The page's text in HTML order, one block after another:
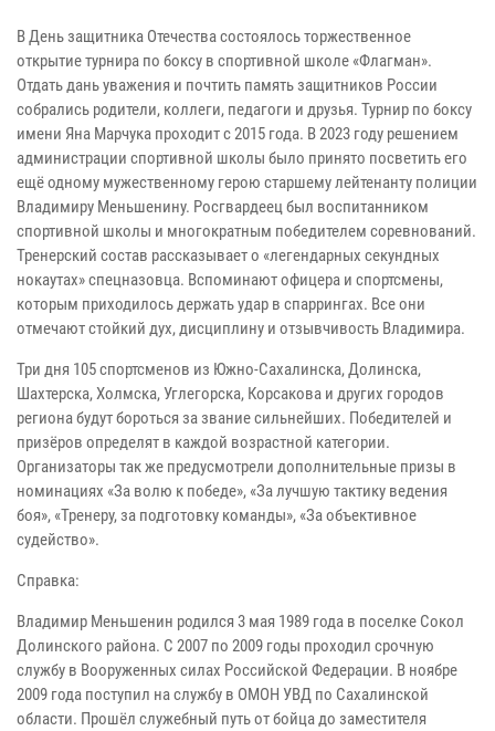
В День защитника Отечества состоялось торжественное
открытие турнира по боксу в спортивной школе «Флагман».
Отдать дань уважения и почтить память защитников России
собрались родители, коллеги, педагоги и друзья. Турнир по боксу
имени Яна Марчука проходит с 2015 года. В 2023 году решением
администрации спортивной школы было принято посветить его
ещё одному мужественному герою старшему лейтенанту полиции
Владимиру Меньшенину. Росгвардеец был воспитанником
спортивной школы и многократным победителем соревнований.
Тренерский состав рассказывает о «легендарных секундных
нокаутах» спецназовца. Вспоминают офицера и спортсмены,
которым приходилось держать удар в спаррингах. Все они
отмечают стойкий дух, дисциплину и отзывчивость Владимира.
Три дня 105 спортсменов из Южно-Сахалинска, Долинска,
Шахтерска, Холмска, Углегорска, Корсакова и других городов
региона будут бороться за звание сильнейших. Победителей и
призёров определят в каждой возрастной категории.
Организаторы так же предусмотрели дополнительные призы в
номинациях «За волю к победе», «За лучшую тактику ведения
боя», «Тренеру, за подготовку команды», «За объективное
судейство».
Справка:
Владимир Меньшенин родился 3 мая 1989 года в поселке Сокол
Долинского района. С 2007 по 2009 годы проходил срочную
службу в Вооруженных силах Российской Федерации. В ноябре
2009 года поступил на службу в ОМОН УВД по Сахалинской
области. Прошёл служебный путь от бойца до заместителя